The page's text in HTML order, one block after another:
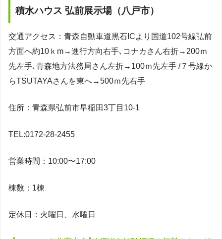
積水ハウス 弘前展示場（八戸市）
交通アクセス：青森自動車道黒石ICより国道102号線弘前
方面へ約10ｋm→進行方向右手､コナカさん右折→200ｍ
先左手､青森地方法務局さん左折→100ｍ先左手 /７号線か
らTSUTAYAさんを東へ→500ｍ先右手
住所：青森県弘前市早稲田3丁目10-1
TEL:0172-28-2455
営業時間：10:00〜17:00
棟数：1棟
定休日：火曜日、水曜日